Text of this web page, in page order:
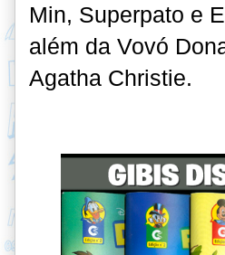
Min, Superpato e
além da Vovó
Agatha Christie.